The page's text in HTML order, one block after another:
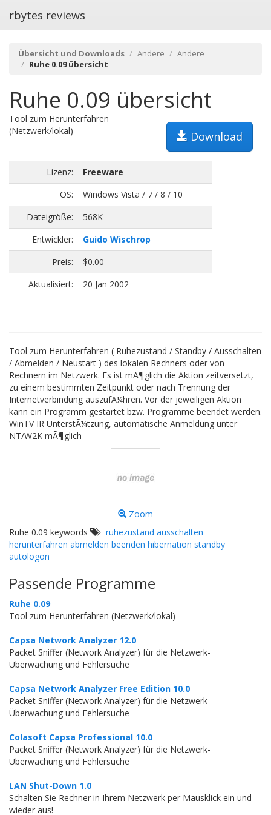
rbytes reviews
Übersicht und Downloads Andere
Andere
Ruhe 0.09 übersicht
Ruhe 0.09 übersicht
Download
Tool zum Herunterfahren
(Netzwerk/lokal)
Lizenz:
Freeware
OS:
Windows Vista / 7 / 8 / 10
Dateigröße:
568K
Entwickler:
Guido Wischrop
Preis:
$0.00
Aktualisiert:
20 Jan 2002
Tool zum Herunterfahren ( Ruhezustand / Standby / Ausschalten
/ Abmelden / Neustart ) des lokalen Rechners oder von
Rechnern im Netzwerk. Es ist mÃ¶glich die Aktion zeitversetzt,
zu einem bestimmten Zeitpunkt oder nach Trennung der
Internetverbindung auszufÃ¼hren. Vor der jeweiligen Aktion
kann ein Programm gestartet bzw. Programme beendet werden.
WinTV IR UnterstÃ¼tzung, automatische Anmeldung unter
NT/W2K mÃ¶glich
Zoom
Ruhe 0.09 keywords
ruhezustand ausschalten
herunterfahren abmelden beenden hibernation standby
autologon
Passende Programme
Ruhe 0.09
Tool zum Herunterfahren (Netzwerk/lokal)
Capsa Network Analyzer 12.0
Packet Sniffer (Network Analyzer) für die Netzwerk-
Überwachung und Fehlersuche
Capsa Network Analyzer Free Edition 10.0
Packet Sniffer (Network Analyzer) für die Netzwerk-
Überwachung und Fehlersuche
Colasoft Capsa Professional 10.0
Packet Sniffer (Network Analyzer) für die Netzwerk-
Überwachung und Fehlersuche
LAN Shut-Down 1.0
Schalten Sie Rechner in Ihrem Netzwerk per Mausklick ein und
wieder aus!